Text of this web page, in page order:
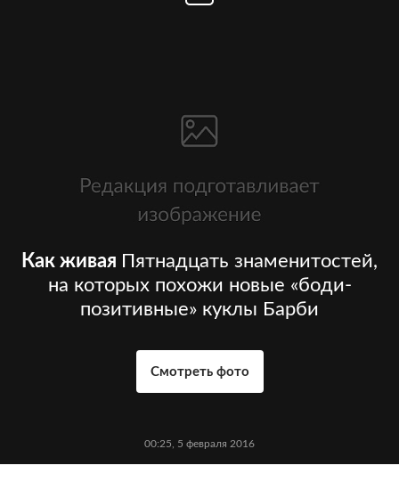
Как живая Пятнадцать знаменитостей,
на которых похожи новые «боди-
позитивные» куклы Барби
Смотреть фото
00:25, 5 февраля 2016